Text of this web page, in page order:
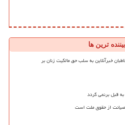
ترین ها
خبرآنلاین به سلب حق مالکیت زنان بر
قبل برنمی گردد
صیانت از حقوق ملت است